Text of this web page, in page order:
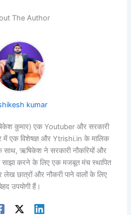
The Author
kumar
कुमार) एक Youtuber और सरकारी
में एक विशेषज्ञ और Ytrishi.in के मालिक
ऋषिकेश ने सरकारी नौकरियों और
साझा करने के लिए एक मजबूत मंच स्थापित
लेख छात्रों और नौकरी पाने वालों के लिए
उपयोगी हैं।